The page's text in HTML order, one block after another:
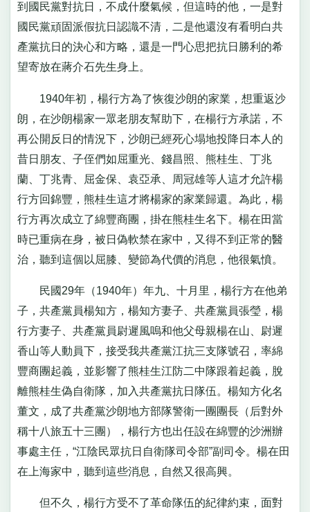
到國民黨對抗日，不成什麼氣候，但這時的他，一是對
國民黨頑固派假抗日認識不清，二是他還沒有看明白共
產黨抗日的決心和方略，還是一門心思把抗日勝利的希
望寄放在蔣介石先生身上。
1940年初，楊行方為了恢復沙朗的家業，想重返沙
朗，在沙朗楊家一眾老朋友幫助下，在楊行方承諾，不
再公開反日的情況下，沙朗已經死心塌地投降日本人的
昔日朋友、子侄們如屈重光、錢昌照、熊桂生、丁兆
蘭、丁兆青、屈金保、袁亞承、周冠雄等人這才允許楊
行方回錦豐，熊桂生這才將楊家的家業歸還。為此，楊
行方再次成立了綿豐商團，掛在熊桂生名下。楊在田當
時已重病在身，被日偽軟禁在家中，又得不到正常的醫
治，聽到這個以屈膝、變節為代價的消息，他很氣憤。
民國29年（1940年）年九、十月里，楊行方在他弟
子，共產黨員楊知方，楊知方妻子、共產黨員張瑩，楊
行方妻子、共產黨員尉遲風嗚和他父母親楊在山、尉遲
香山等人動員下，接受我共產黨江抗三支隊號召，率綿
豐商團起義，並影響了熊桂生江防二中隊跟着起義，脫
離熊桂生偽自衛隊，加入共產黨抗日隊伍。楊知方化名
董文，成了共產黨沙朗地方部隊警衛一團團長（后對外
稱十八旅五十三團），楊行方也出任設在綿豐的沙洲辦
事處主任，“江陰民眾抗日自衛隊司令部”副司令。楊在田
在上海家中，聽到這些消息，自然又很高興。
但不久，楊行方受不了革命隊伍的紀律約束，面對